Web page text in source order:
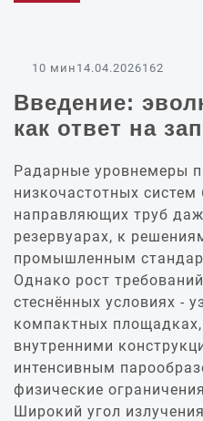
10 мин 14.04.2026162
Введение:
как ответ на
Радарные уровнемеры
низкочастотных
направляющих труб
резервуарах, к
промышленным
Однако рост
стеснённых условиях -
компактных
внутренними
интенсивным
физические
Широкий угол